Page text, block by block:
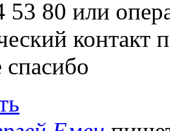
53 80 или
контакт
спасибо